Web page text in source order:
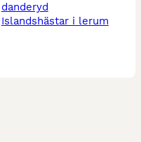
danderyd
islandshästar i lerum